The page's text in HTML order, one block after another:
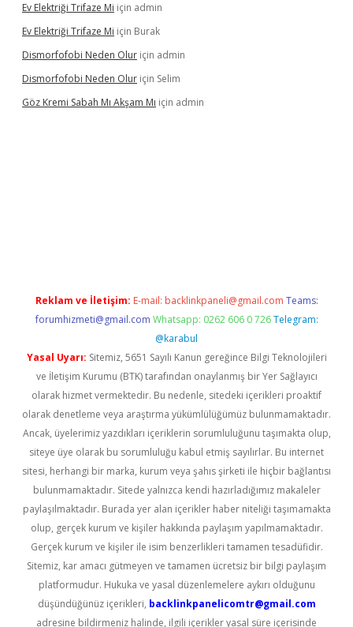
Ev Elektriği Trifaze Mi için admin
Ev Elektriği Trifaze Mi için Burak
Dismorfofobi Neden Olur için admin
Dismorfofobi Neden Olur için Selim
Göz Kremi Sabah Mı Akşam Mı için admin
Reklam ve İletişim: E-mail: backlinkpaneli@gmail.com Teams:
forumhizmeti@gmail.com Whatsapp: 0262 606 0 726 Telegram:
@karabul
Yasal Uyarı: Sitemiz, 5651 Sayılı Kanun gereğince Bilgi Teknolojileri
ve İletişim Kurumu (BTK) tarafından onaylanmış bir Yer Sağlayıcı
olarak hizmet vermektedir. Bu nedenle, sitedeki içerikleri proaktif
olarak denetleme veya araştırma yükümlülüğümüz bulunmamaktadır.
Ancak, üyelerimiz yazdıkları içeriklerin sorumluluğunu taşımakta olup,
siteye üye olarak bu sorumluluğu kabul etmiş sayılırlar. Bu internet
sitesi, herhangi bir marka, kurum veya şahıs şirketi ile hiçbir bağlantısı
bulunmamaktadır. Sitede yalnızca kendi hazırladığımız makaleler
paylaşılmaktadır. Burada yer alan içerikler haber niteliği taşımamakta
olup, gerçek kurum ve kişiler hakkında paylaşım yapılmamaktadır.
Gerçek kurum ve kişiler ile isim benzerlikleri tamamen tesadüfidir.
Sitemiz, kar amacı gütmeyen ve tamamen ücretsiz bir bilgi paylaşım
platformudur. Hukuka ve yasal düzenlemelere aykırı olduğunu
düşündüğünüz içerikleri, backlinkpanelicomtr@gmail.com
adresine bildirmeniz halinde, ilgili içerikler yasal süre içerisinde